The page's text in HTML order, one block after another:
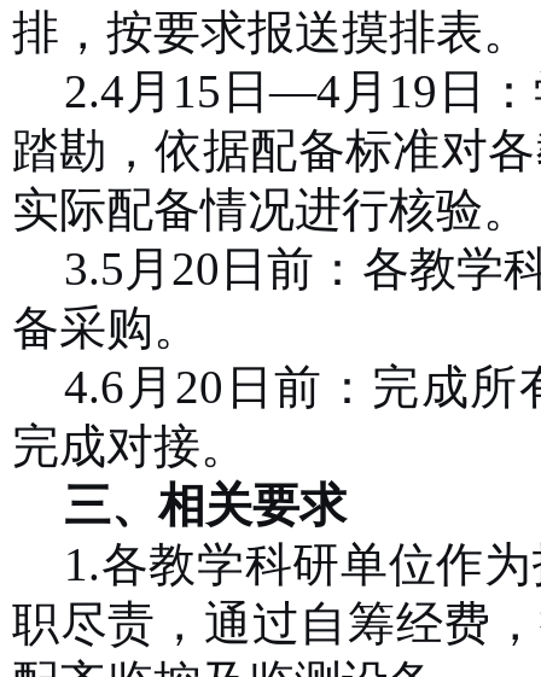
排，按要求报送摸排表。
2.4月15日—4月19日
踏勘，依据配备标准对
实际配备情况进行核验。
3.5月 20 日前：各教学
备采购。
4.6月 20 日前：完成
完成对接。
三、相关要求
1.各教学科研单位作
职尽责，通过自筹经费